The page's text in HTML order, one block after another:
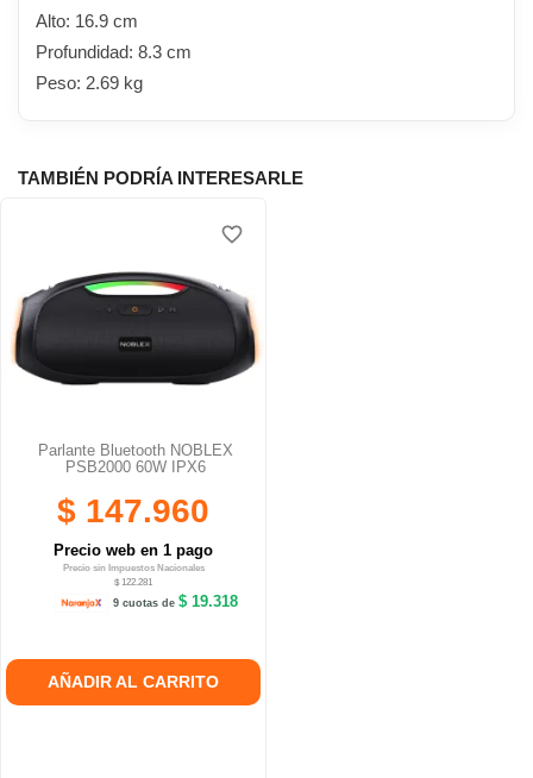
Alto: 16.9 cm
Profundidad: 8.3 cm
Peso: 2.69 kg
TAMBIÉN PODRÍA INTERESARLE
Parlante Bluetooth NOBLEX
PSB2000 60W IPX6
$ 147.960
Precio web en 1 pago
Precio sin Impuestos Nacionales
$ 122.281
9 cuotas de$ 19.318
AÑADIR AL CARRITO
favorite_border